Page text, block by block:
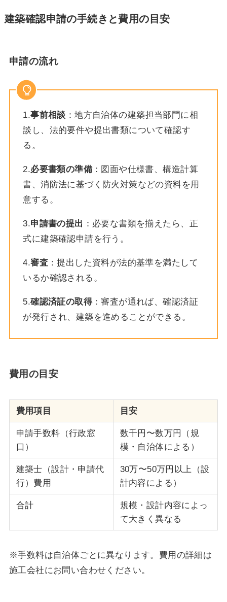
建築確認申請の手続きと費用の目安
申請の流れ
1.事前相談 ：地方自治体の建築担当部門に相
談し、法的要件や提出書類について確認す
る。
2.必要書類の準備：図面や仕様書、構造計算
書、消防法に基づく防火対策などの資料を用
意する。
3.申請書の提出 ：必要な書類を揃えたら、正
式に建築確認申請を行う。
4.審査 ：提出した資料が法的基準を満たして
いるか確認される。
5.確認済証の取得：審査が通れば、確認済証
が発行され、建築を進めることができる。
費用の目安
費用項目 目安
申請手数料（行政窓
口）
数千円〜数万円（規
模・自治体による）
建築士（設計・申請代
行）費用
30万〜50万円以上（設
計内容による）
合計
規模・設計内容によっ
て大きく異なる
※手数料は自治体ごとに異なります。費用の詳細は
施工会社にお問い合わせください。